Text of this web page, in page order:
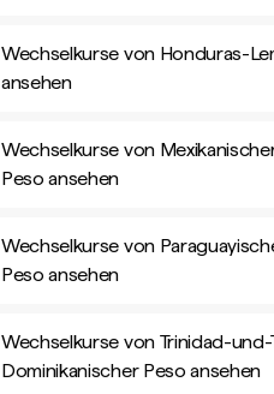
Wechselkurse von Honduras-
ansehen
Wechselkurse von
Peso ansehen
Wechselkurse von
Peso ansehen
Wechselkurse von Trinidad-
Dominikanischer Peso ansehen